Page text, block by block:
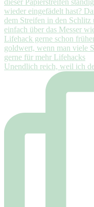
Unendlich reich, weil ich